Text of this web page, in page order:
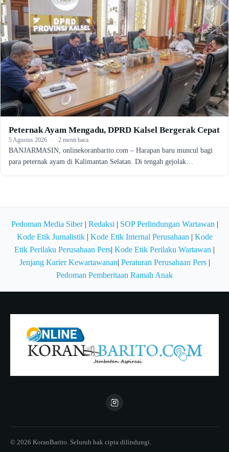
Peternak Ayam Mengadu, DPRD Kalsel Bergerak Cepat
5 Agustus 2026 · 2 menit baca
BANJARMASIN, onlinekoranbarito.com – Harapan baru muncul bagi
para peternak ayam di Kalimantan Selatan. Di tengah gejolak…
Pedoman Media Siber| Redaksi | SOP Perlindungan Wartawan |
Kode Etik Jurnalistik| Kode Etik Internal Perusahaan | Kode
Etik Perilaku Perusahaan Pers| Kode Etik Perilaku Wartawan |
Jenjang Karier Kewartawanan| Peraturan Perusahaan Pers|
Pedoman Pemberitaan Ramah Anak
© 2026 KoranBarito. Seluruh hak cipta dilindungi.